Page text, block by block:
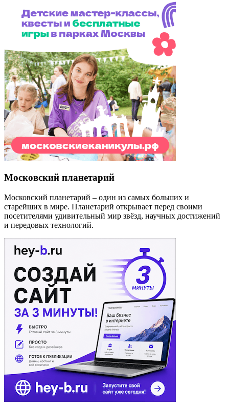
Московский планетарий
Московский планетарий – один из самых больших и
старейших в мире. Планетарий открывает перед своими
посетителями удивительный мир звёзд, научных достижений
и передовых технологий.